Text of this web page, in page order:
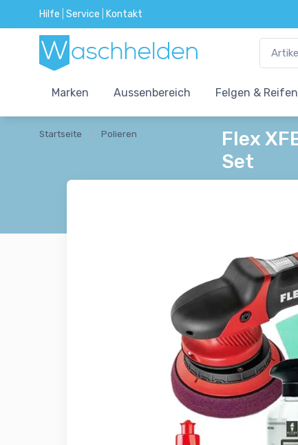
Hilfe Service Kontakt
Marken Aussenbereich Felgen & Reifen
Startseite Polieren
Flex
Set